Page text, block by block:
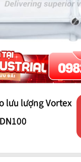
lưu lượng Vortex